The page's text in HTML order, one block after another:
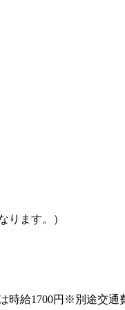
ります。）
時給1700円※別途交通